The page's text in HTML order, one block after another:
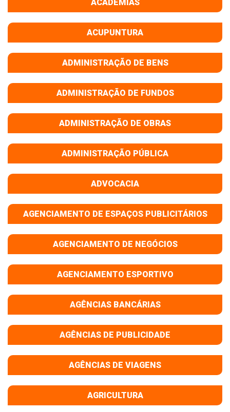
ACADEMIAS
ACUPUNTURA
ADMINISTRAÇÃO DE BENS
ADMINISTRAÇÃO DE FUNDOS
ADMINISTRAÇÃO DE OBRAS
ADMINISTRAÇÃO PÚBLICA
ADVOCACIA
AGENCIAMENTO DE ESPAÇOS PUBLICITÁRIOS
AGENCIAMENTO DE NEGÓCIOS
AGENCIAMENTO ESPORTIVO
AGÊNCIAS BANCÁRIAS
AGÊNCIAS DE PUBLICIDADE
AGÊNCIAS DE VIAGENS
AGRICULTURA